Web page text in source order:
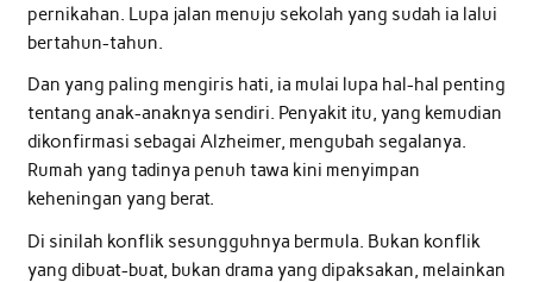
pernikahan. Lupa jalan menuju sekolah yang sudah ia lalui
bertahun-tahun.
Dan yang paling mengiris hati, ia mulai lupa hal-hal penting
tentang anak-anaknya sendiri. Penyakit itu, yang kemudian
dikonfirmasi sebagai Alzheimer, mengubah segalanya.
Rumah yang tadinya penuh tawa kini menyimpan
keheningan yang berat.
Di sinilah konflik sesungguhnya bermula. Bukan konflik
yang dibuat-buat, bukan drama yang dipaksakan, melainkan